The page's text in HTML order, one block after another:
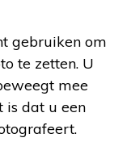
gebruiken om
te zetten. U
mee
is dat u een